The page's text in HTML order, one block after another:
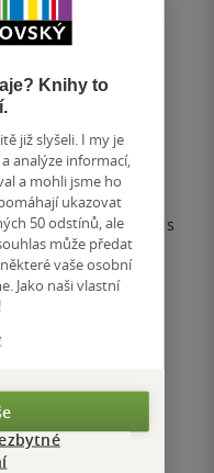
Karla Tůmy s
kompletuje
živote v...
Knihy to
již slyšeli. I my je
analýze informací,
a mohli jsme ho
ukazovat
50 odstínů, ale
může předat
vaše osobní
Jako naši vlastní